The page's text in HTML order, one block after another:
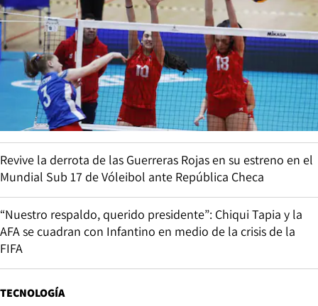
Revive la derrota de las Guerreras Rojas en su estreno en el
Mundial Sub 17 de Vóleibol ante República Checa
“Nuestro respaldo, querido presidente”: Chiqui Tapia y la
AFA se cuadran con Infantino en medio de la crisis de la
FIFA
TECNOLOGÍA